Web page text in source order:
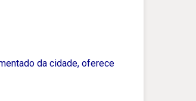
da cidade, oferece